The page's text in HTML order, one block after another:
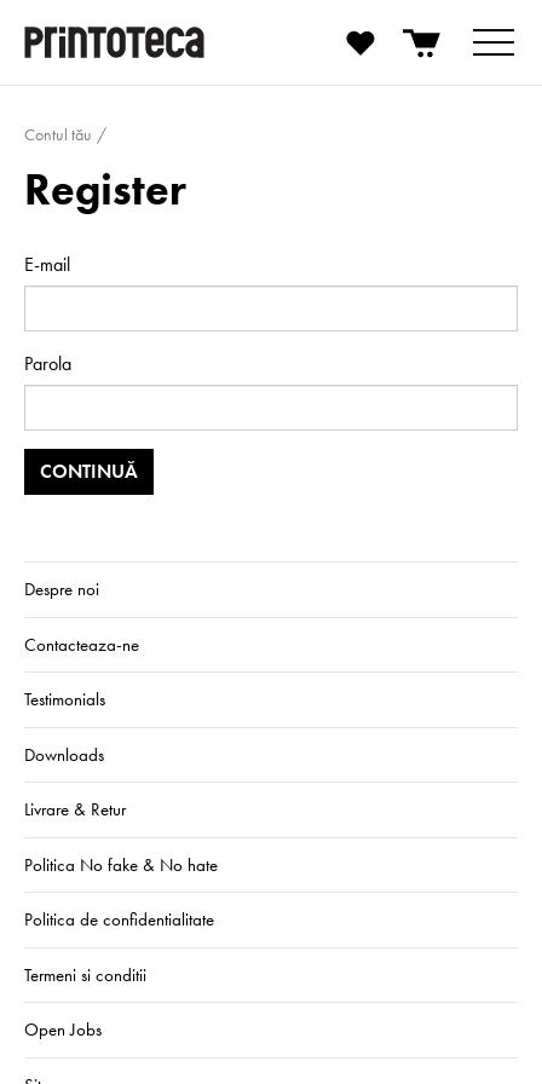
Contul tău
Register
E-mail
Parola
Despre noi
Contacteaza-ne
Testimonials
Downloads
Livrare & Retur
Politica No fake & No hate
Politica de confidentialitate
Termeni si conditii
Open Jobs